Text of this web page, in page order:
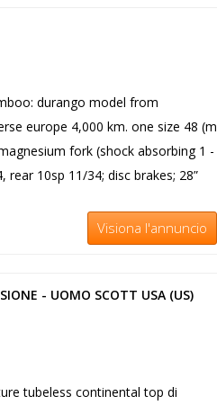
durango model from
europe 4,000 km. one size 48 (m
fork (shock absorbing 1 -
10sp 11/34; disc brakes; 28”
Visiona l'annuncio
- UOMO SCOTT USA (US)
tubeless continental top di